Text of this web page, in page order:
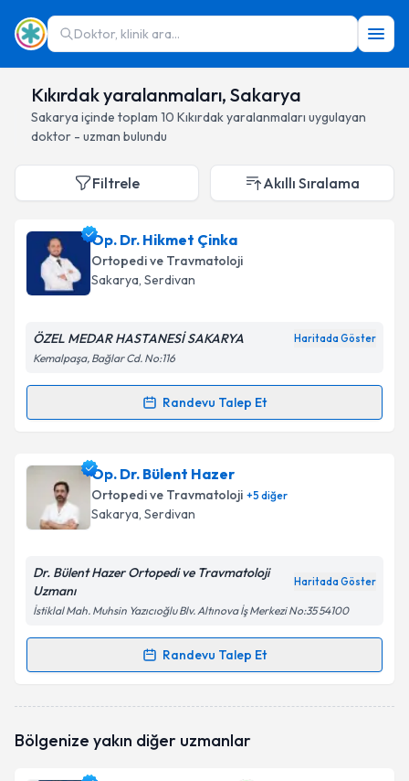
Doktor, klinik ara...
Kıkırdak yaralanmaları, Sakarya
Sakarya içinde toplam 10 Kıkırdak yaralanmaları uygulayan
doktor - uzman bulundu
Filtrele Akıllı Sıralama
Op. Dr. Hikmet Çinka
Ortopedi ve Travmatoloji
Sakarya, Serdivan
ÖZEL MEDAR HASTANESİ SAKARYA Haritada Göster
Kemalpaşa, Bağlar Cd. No:116
Randevu Talep Et
Randevu Takvimi Talebi
Op. Dr. Hikmet Çinkaiçin randevu takvimi talebi
oluşturun. Size bu uzmandan randevu almanız için bir
takvim hazırlandığında e-posta ile bilgilendireceğiz.
Kişisel verilerimin işlenmesine ilişkinAydınlatma
'ni okudum ve kişisel verilerimin belirtilen
kapsamda işlenmesini kabul ediyorum.
Op. Dr. Bülent Hazer
Ortopedi ve Travmatoloji +5 diğer
Sakarya, Serdivan
Dr. Bülent Hazer Ortopedi ve Travmatoloji
Uzmanı
Haritada Göster
İstiklal Mah. Muhsin Yazıcıoğlu Blv. Altınova İş Merkezi No:35 54100
Randevu Talep Et
Randevu Takvimi Talebi
oluşturun. Size bu uzmandan randevu almanız için bir
Bölgenize yakın diğer uzmanlar